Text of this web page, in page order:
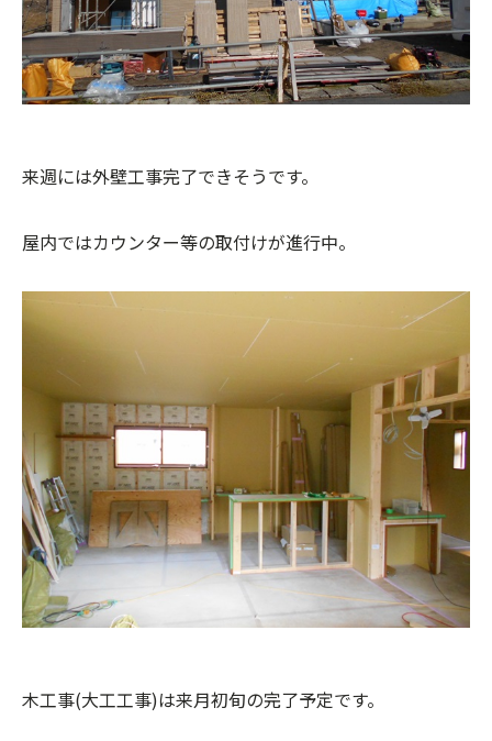
来週には外壁工事完了できそうです。
屋内ではカウンター等の取付けが進行中。
木工事(大工工事)は来月初旬の完了予定です。